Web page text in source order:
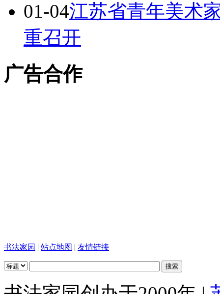
01-04江苏省青年美术
重召开
广告合作
书法家园 | 站点地图 | 友情链接